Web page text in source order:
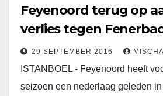
Feyenoord terug op
verlies tegen
29 SEPTEMBER 2016
ISTANBOEL - Feyenoord heeft
seizoen een nederlaag geleden